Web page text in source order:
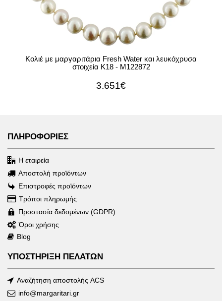
Κολιέ με μαργαριτάρια Fresh Water και λευκόχρυσα
στοιχεία Κ18 - M122872
3.651€
ΠΛΗΡΟΦΟΡΙΕΣ
Η εταιρεία
Αποστολή προϊόντων
Επιστροφές προϊόντων
Τρόποι πληρωμής
Προστασία δεδομένων (GDPR)
Όροι χρήσης
Blog
ΥΠΟΣΤΗΡΙΞΗ ΠΕΛΑΤΩΝ
Αναζήτηση αποστολής ACS
info@margaritari.gr